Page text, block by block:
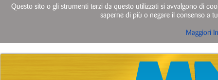
Questo sito o gli strumenti terzi da questo utilizzati si avvalgono di
saperne di più o negare il consenso a
Maggiori